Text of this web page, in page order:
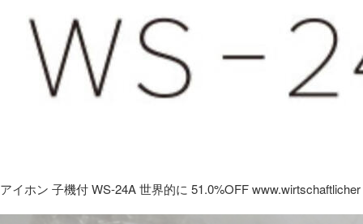
アイホン 子機付 WS-24A 世界的に 51.0%OFF www.wirtschaftlicher